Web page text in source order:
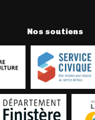
Nos soutiens